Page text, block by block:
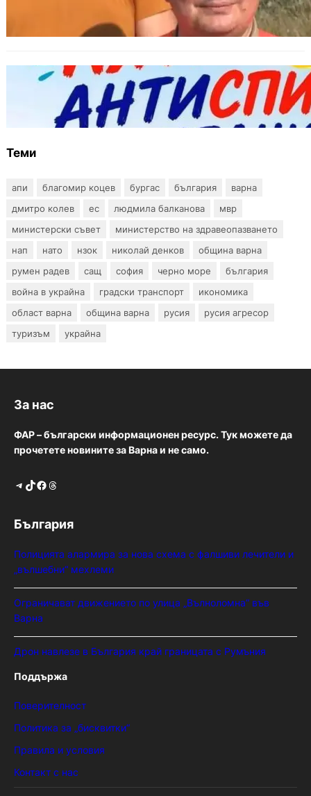
издават онлайн
БЪЛГАРИЯ
Варна предлага безплатни и анонимни
тестове за ХИВ и други инфекции през
август
Теми
апи благомир коцев бургас българия
варна
дмитро колев
ес людмила балканова
мвр
министерски съвет
министерство на здравеопазването
нап
нато нзок николай денков
община варна
румен радев
сащ софия черно море
българия
война в украйна
градски транспорт
икономика
област варна
община варна русия
русия агресор
туризъм
украйна
За нас
ФАР – български информационен ресурс. Тук можете да
прочетете новините за Варна и не само.
Telegram TikTok Facebook Threads
България
Полицията алармира за нова схема с фалшиви лечители и
„вълшебни“ мехлеми
Ограничават движението по улица „Вълноломна“ във
Варна
Дрон навлезе в България край границата с Румъния
Поддържа
Поверителност
Политика за „бисквитки“
Правила и условия
Контакт с нас